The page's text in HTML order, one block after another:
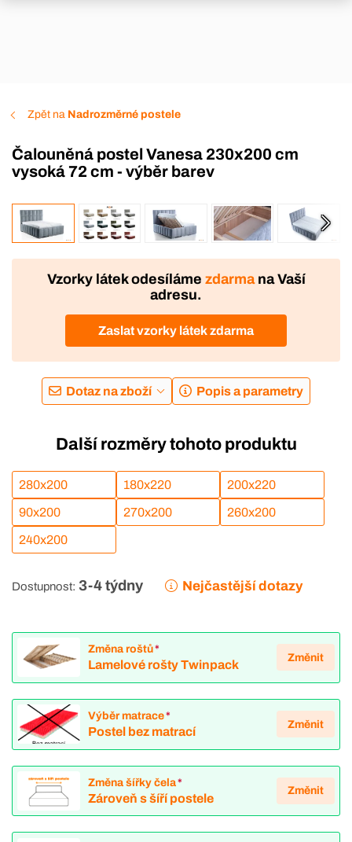
Zpět na Nadrozměrné postele
Čalouněná postel Vanesa 230x200 cm
vysoká 72 cm - výběr barev
VÝROBA
DOPRAVA ZDARMA
Vzorky látek odesíláme zdarmana Vaší
adresu.
Zaslat vzorky látek zdarma
Dotaz na zboží Popis a parametry
Další rozměry tohoto produktu
280x200 180x220 200x220
90x200 270x200 260x200
240x200
Dostupnost: 3-4 týdny Nejčastější dotazy
Změna roštů*
Lamelové rošty Twinpack
Změnit
Výběr matrace*
Postel bez matrací
Změnit
Změna šířky čela*
Zároveň s šíří postele
Změnit